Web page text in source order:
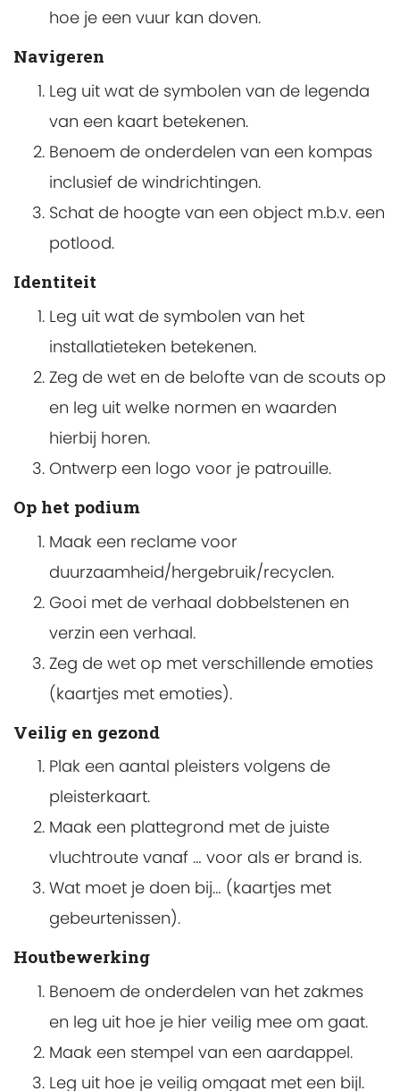
hoe je een vuur kan doven.
Navigeren
Leg uit wat de symbolen van de legenda
van een kaart betekenen.
Benoem de onderdelen van een kompas
inclusief de windrichtingen.
Schat de hoogte van een object m.b.v. een
potlood.
Identiteit
Leg uit wat de symbolen van het
installatieteken betekenen.
Zeg de wet en de belofte van de scouts op
en leg uit welke normen en waarden
hierbij horen.
Ontwerp een logo voor je patrouille.
Op het podium
Maak een reclame voor
duurzaamheid/hergebruik/recyclen.
Gooi met de verhaal dobbelstenen en
verzin een verhaal.
Zeg de wet op met verschillende emoties
(kaartjes met emoties).
Veilig en gezond
Plak een aantal pleisters volgens de
pleisterkaart.
Maak een plattegrond met de juiste
vluchtroute vanaf … voor als er brand is.
Wat moet je doen bij… (kaartjes met
gebeurtenissen).
Houtbewerking
Benoem de onderdelen van het zakmes
en leg uit hoe je hier veilig mee om gaat.
Maak een stempel van een aardappel.
Leg uit hoe je veilig omgaat met een bijl.